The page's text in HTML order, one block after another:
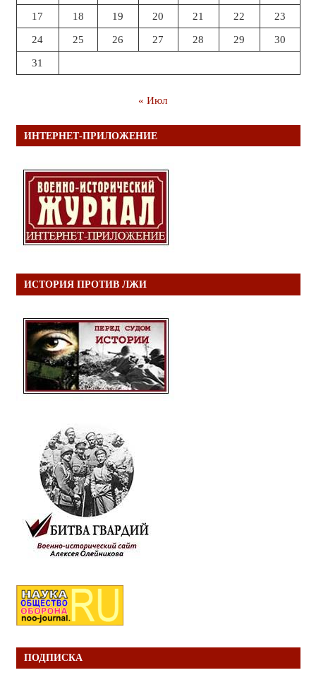
17 18 19 20 21 22 23
24 25 26 27 28 29 30
31
« Июл
ИНТЕРНЕТ-ПРИЛОЖЕНИЕ
ИСТОРИЯ ПРОТИВ ЛЖИ
ПОДПИСКА